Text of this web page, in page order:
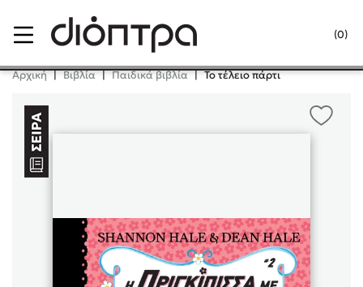
(0)
Κλείσιμο
Δημοφιλή Βιβλία
Αρχική | Βιβλία | Παιδικά βιβλία | Το τέλειο πάρτι